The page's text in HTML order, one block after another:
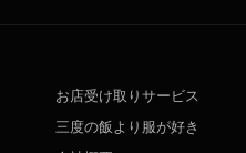
お店受け取りサービス
三度の飯より服が好き